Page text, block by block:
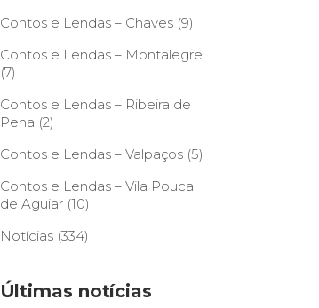
Contos e Lendas – Chaves(9)
Contos e Lendas – Montalegre
(7)
Contos e Lendas – Ribeira de
Pena (2)
Contos e Lendas – Valpaços(5)
Contos e Lendas – Vila Pouca
de Aguiar(10)
Notícias(334)
Últimas notícias